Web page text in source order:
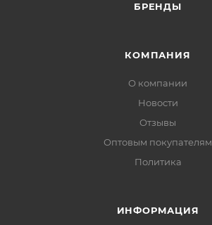
БРЕНДЫ
КОМПАНИЯ
О компании
Новости
Отзывы
Оптовым покупателям
Политика
ИНФОРМАЦИЯ